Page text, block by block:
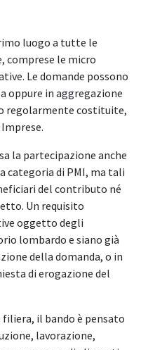
luogo a tutte le
comprese le micro
Le domande possono
oppure in aggregazione
regolarmente costituite,
la partecipazione anche
categoria di PMI, ma tali
del contributo né
Un requisito
oggetto degli
lombardo e siano già
della domanda, o in
di erogazione del
il bando è pensato
lavorazione,